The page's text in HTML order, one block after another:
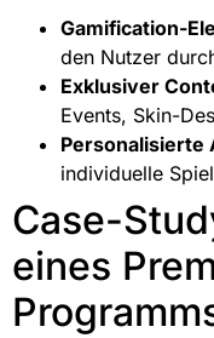
Gamification-
den Nutzer
Exklusiver
Events, Skin-
Personalisierte
individuelle
Case-
eines